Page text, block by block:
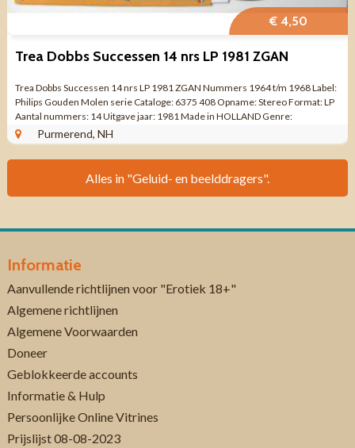
€ 4,50
Trea Dobbs Successen 14 nrs LP 1981 ZGAN
Trea Dobbs Successen 14 nrs LP 1981 ZGAN Nummers 1964 t/m 1968 Label:
Philips Gouden Molen serie Cataloge: 6375 408 Opname: Stereo Format: LP
Aantal nummers: 14 Uitgave jaar: 1981 Made in HOLLAND Genre:
Nederlandstalige Pop ...
Purmerend, NH
Alles in "Geluid- en beelddragers".
Informatie
Aanvullende richtlijnen voor "Erotiek 18+"
Algemene richtlijnen
Algemene Voorwaarden
Doneer
Geblokkeerde accounts
Informatie & Hulp
Persoonlijke Online Vitrines
Prijslijst 08-08-2023